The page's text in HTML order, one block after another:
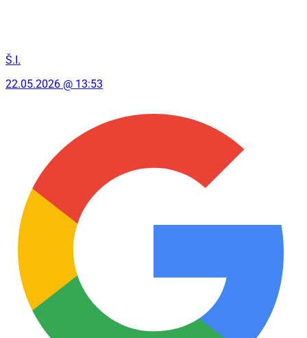
Š.I.
22.05.2026 @ 13:53